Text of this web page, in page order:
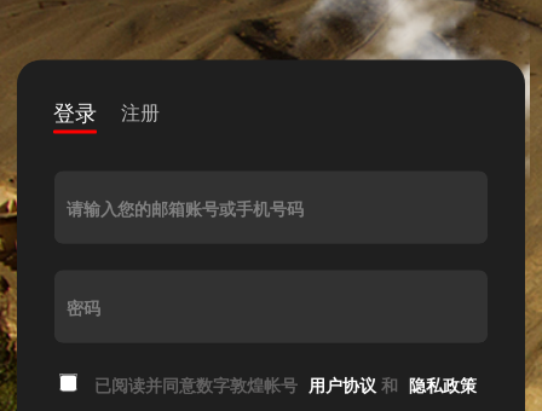
登录 注册
请输入您的邮箱账号或手机号码
密码
已阅读并同意数字敦煌帐号 用户协议 和 隐私政策